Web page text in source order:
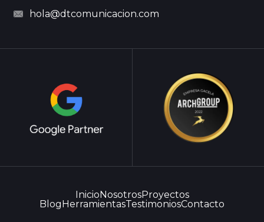
hola@dtcomunicacion.com
Inicio NosotrosProyectos
Blog HerramientasTestimoniosContacto